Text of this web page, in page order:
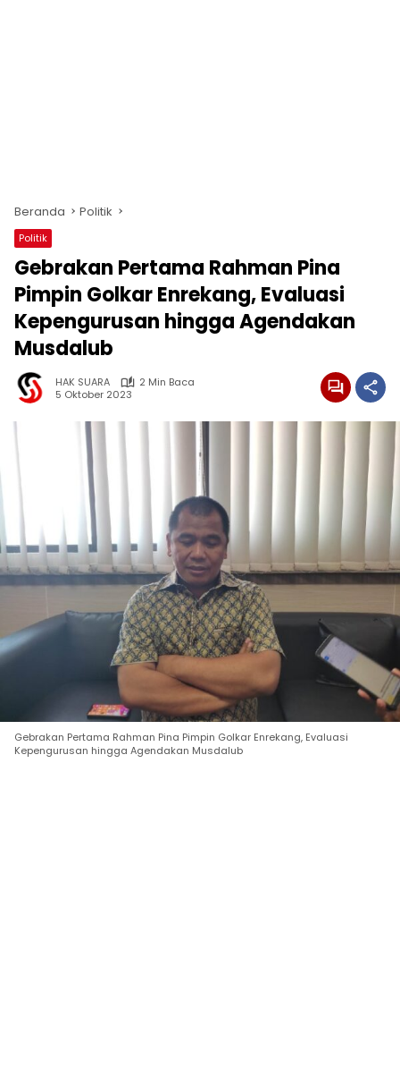
Beranda Politik
Politik
Gebrakan Pertama Rahman Pina
Pimpin Golkar Enrekang, Evaluasi
Kepengurusan hingga Agendakan
Musdalub
HAK SUARA
2 Min Baca
5 Oktober 2023
Gebrakan Pertama Rahman Pina Pimpin Golkar Enrekang, Evaluasi
Kepengurusan hingga Agendakan Musdalub